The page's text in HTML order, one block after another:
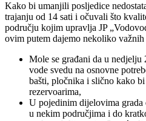
Kako bi umanjili posljedice
trajanju od 14 sati i očuvali što
području kojim upravlja JP
ovim putem dajemo nekoliko važnih
Mole se građani da u
vode svedu na osnovne
bašti, pločnika i slično kako
rezervoarima,
U pojedinim dijelovima grada
u nekim područjima i do